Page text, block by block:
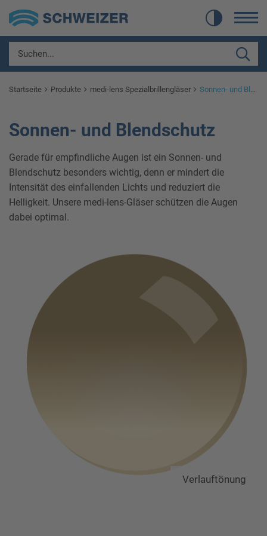
Startseite Produkte medi-lens Spezialbrillengläser Sonnen- und Blendschutz
Sonnen- und Blendschutz
Gerade für empfindliche Augen ist ein Sonnen- und
Blendschutz besonders wichtig, denn er mindert die
Intensität des einfallenden Lichts und reduziert die
Helligkeit. Unsere medi-lens-Gläser schützen die Augen
dabei optimal.
Verlauftönung